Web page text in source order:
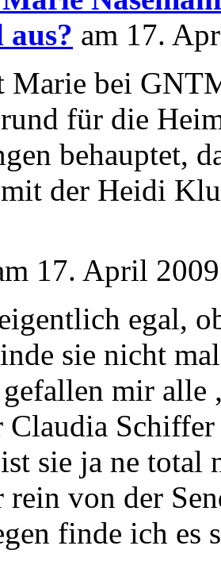
aus? am 17.
bei
für die
behauptet,
mit der Heidi
17. April 2009
egal,
sie nicht
mir alle
Claudia
sie ja ne total
rein von der
finde ich es